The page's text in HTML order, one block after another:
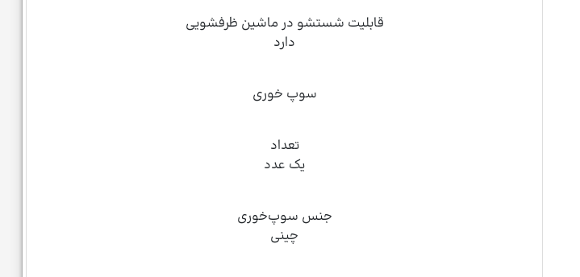
قابلیت شستشو در ماشین ظرفشویی
دارد
سوپ خوری
تعداد
یک عدد
جنس سوپ‌خوری
چینی